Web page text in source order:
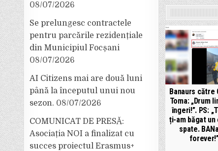
Banaurs către
Toma: „Drum
îngeri!”. PS:
ți-am băgat un
spate.
08/07/2026
Se prelungesc contractele
pentru parcările rezidențiale
din Municipiul Focșani
08/07/2026
AI Citizens mai are două luni
până la începutul unui nou
sezon. 08/07/2026
COMUNICAT DE PRESĂ:
Asociația NOI a finalizat cu
succes proiectul Erasmus+